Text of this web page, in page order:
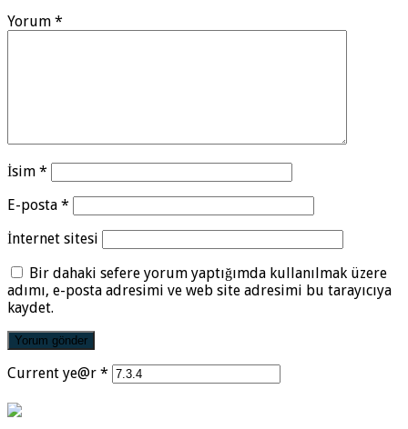
Yorum *
İsim *
E-posta *
İnternet sitesi
Bir dahaki sefere yorum yaptığımda kullanılmak üzere
adımı, e-posta adresimi ve web site adresimi bu tarayıcıya
kaydet.
Current ye@r *